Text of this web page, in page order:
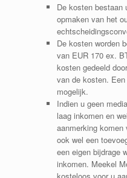
De kosten bestaan
opmaken van het
De kosten worden
van EUR 170 ex.
kosten gedeeld
van de kosten.
mogelijk.
Indien u geen
laag inkomen en
aanmerking komen
ook wel een
een eigen bijdrage
inkomen. Meekel
kosteloos voor u